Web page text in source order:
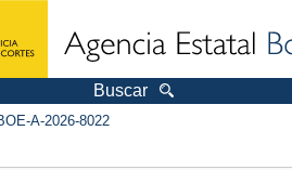
Buscar
A-2026-8022